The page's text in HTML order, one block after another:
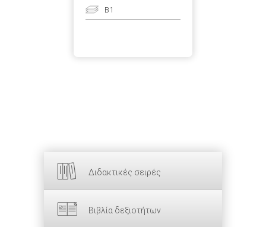
Διδακτικές σειρές
Βιβλία δεξιοτήτων
B1